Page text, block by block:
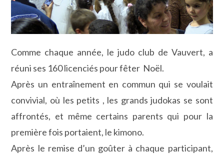
Comme chaque année, le judo club de Vauvert, a
réuni ses 160 licenciés pour fêter Noël.
Après un entraînement en commun qui se voulait
convivial, où les petits , les grands judokas se sont
affrontés, et même certains parents qui pour la
première fois portaient, le kimono.
Après le remise d’un goûter à chaque participant,